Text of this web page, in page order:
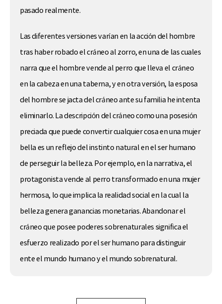
pasado realmente.
Las diferentes versiones varían en la acción del hombre
tras haber robado el cráneo al zorro, en una de las cuales
narra que el hombre vende al perro que lleva el cráneo
en la cabeza en una taberna, y en otra versión, la esposa
del hombre se jacta del cráneo ante su familia he intenta
eliminarlo. La descripción del cráneo como una posesión
preciada que puede convertir cualquier cosa en una mujer
bella es un reflejo del instinto natural en el ser humano
de perseguir la belleza. Por ejemplo, en la narrativa, el
protagonista vende al perro transformado en una mujer
hermosa, lo que implica la realidad social en la cual la
belleza genera ganancias monetarias. Abandonar el
cráneo que posee poderes sobrenaturales significa el
esfuerzo realizado por el ser humano para distinguir
ente el mundo humano y el mundo sobrenatural.